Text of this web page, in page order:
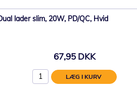
lader slim, 20W, PD/QC, Hvid
67,95 DKK
LÆG I KURV